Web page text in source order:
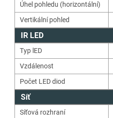
Úhel pohledu (horizontální)
Vertikální pohled
IR LED
Typ lED
Vzdálenost
Počet LED diod
Síť
Síťová rozhraní